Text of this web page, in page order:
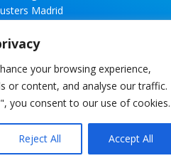
your browsing experience,
or content, and analyse our traffic.
you consent to our use of cookies.
Reject All Accept All
Madrid
de la Universidad
Peces-Barba, 1